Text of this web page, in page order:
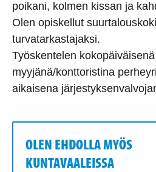
poikani, kolmen kissan ja
Olen opiskellut
turvatarkastajaksi.
Työskentelen kokopäiväisenä
myyjänä/konttoristina
aikaisena
OLEN EHDOLLA MYÖS
KUNTAVAALEISSA